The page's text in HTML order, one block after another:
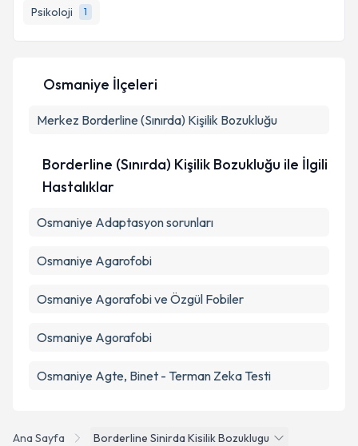
Psikoloji
1
E-posta Adresiniz
Metni'ni okudum ve kişisel verilerimin belirtilen
Ana Sayfa
Borderline Sinirda Kisilik Bozuklugu
Osmaniye İlçeleri
Merkez Borderline (Sınırda) Kişilik Bozukluğu
Borderline (Sınırda) Kişilik Bozukluğu ile İlgili
Hastalıklar
Osmaniye Adaptasyon sorunları
Osmaniye Agarofobi
Osmaniye Agorafobi ve Özgül Fobiler
Osmaniye Agorafobi
Osmaniye Agte, Binet - Terman Zeka Testi